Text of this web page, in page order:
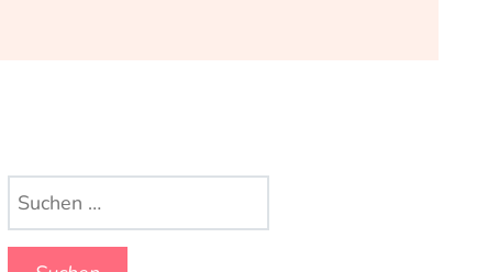
Suchen
nach: